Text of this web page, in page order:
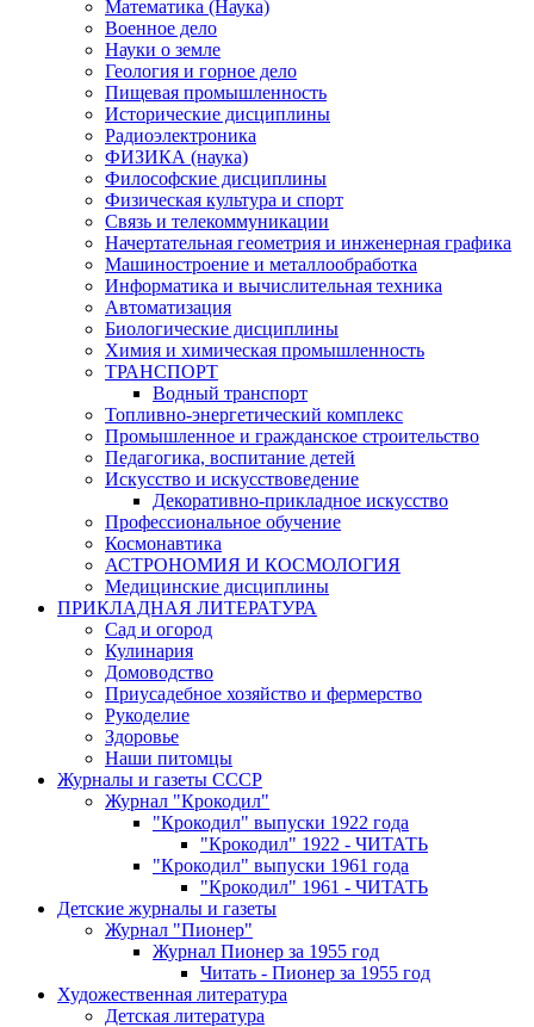
Математика (Наука)
Военное дело
Науки о земле
Геология и горное дело
Пищевая промышленность
Исторические дисциплины
Радиоэлектроника
ФИЗИКА (наука)
Философские дисциплины
Физическая культура и спорт
Связь и телекоммуникации
Начертательная геометрия и инженерная графика
Машиностроение и металлообработка
Информатика и вычислительная техника
Автоматизация
Биологические дисциплины
Химия и химическая промышленность
ТРАНСПОРТ
Водный транспорт
Топливно-энергетический комплекс
Промышленное и гражданское строительство
Педагогика, воспитание детей
Искусство и искусствоведение
Декоративно-прикладное искусство
Профессиональное обучение
Космонавтика
АСТРОНОМИЯ И КОСМОЛОГИЯ
Медицинские дисциплины
ПРИКЛАДНАЯ ЛИТЕРАТУРА
Сад и огород
Кулинария
Домоводство
Приусадебное хозяйство и фермерство
Рукоделие
Здоровье
Наши питомцы
Журналы и газеты СССР
Журнал "Крокодил"
"Крокодил" выпуски 1922 года
"Крокодил" 1922 - ЧИТАТЬ
"Крокодил" выпуски 1961 года
"Крокодил" 1961 - ЧИТАТЬ
Детские журналы и газеты
Журнал "Пионер"
Журнал Пионер за 1955 год
Читать - Пионер за 1955 год
Художественная литература
Детская литература